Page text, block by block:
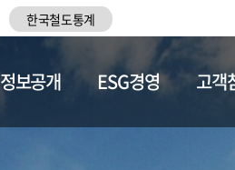
한국철도통계
정보공개 ESG경영 고객